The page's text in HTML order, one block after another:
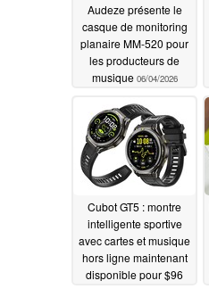
Audeze présente le
casque de monitoring
planaire MM-520 pour
les producteurs de
musique 06/04/2026
Cubot GT5 : montre
intelligente sportive
avec cartes et musique
hors ligne maintenant
disponible pour $96